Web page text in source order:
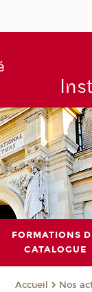
FORMATIONS
CATALOGUE
Accueil Nos